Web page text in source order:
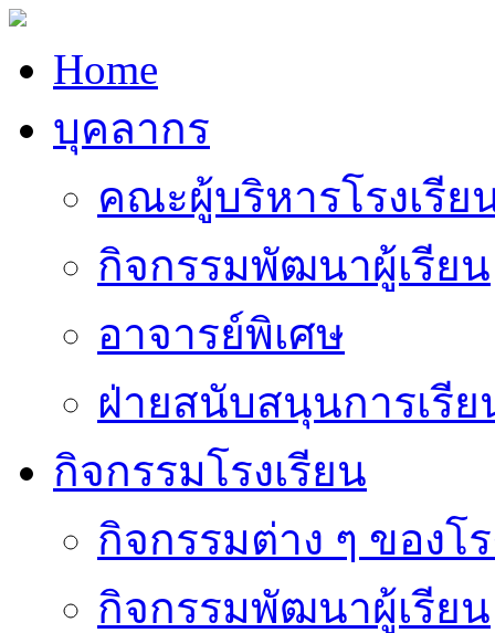
Home
บุคลากร
คณะผู้บริหารโรงเรีย
กิจกรรมพัฒนาผู้เรียน
อาจารย์พิเศษ
ฝ่ายสนับสนุนการเรี
กิจกรรมโรงเรียน
กิจกรรมต่าง ๆ ของโ
กิจกรรมพัฒนาผู้เรียน